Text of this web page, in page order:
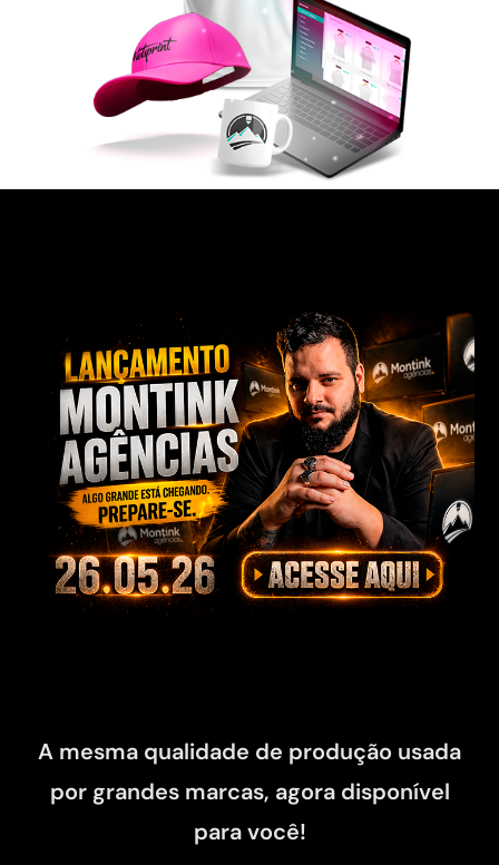
A mesma qualidade de produção usada
por grandes marcas, agora disponível
para você!